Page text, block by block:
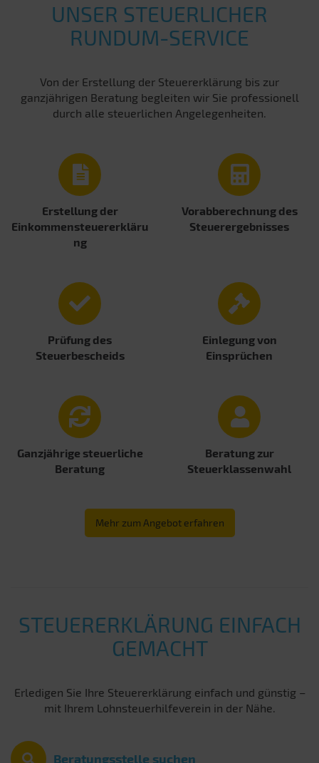
UNSER STEUERLICHER
RUNDUM-SERVICE
Von der Erstellung der Steuererklärung bis zur
ganzjährigen Beratung begleiten wir Sie professionell
durch alle steuerlichen Angelegenheiten.
Erstellung der
Einkommensteuererkläru
ng
Vorabberechnung des
Steuerergebnisses
Prüfung des
Steuerbescheids
Einlegung von
Einsprüchen
Ganzjährige steuerliche
Beratung
Beratung zur
Steuerklassenwahl
Mehr zum Angebot erfahren
STEUERERKLÄRUNG EINFACH
GEMACHT
Erledigen Sie Ihre Steuererklärung einfach und günstig –
mit Ihrem Lohnsteuerhilfeverein in der Nähe.
Beratungsstelle suchen